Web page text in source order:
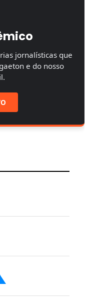
jornalísticas que
e do nosso